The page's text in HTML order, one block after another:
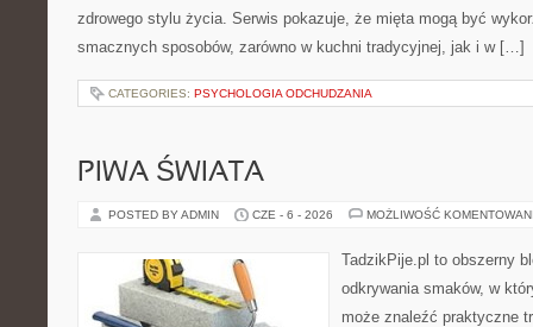
zdrowego stylu życia. Serwis pokazuje, że mięta mogą być
smacznych sposobów, zarówno w kuchni tradycyjnej, jak i w […]
CATEGORIES: PSYCHOLOGIA ODCHUDZANIA
PIWA ŚWIATA
POSTED BY ADMIN CZE - 6 - 2026 MOŻLIWOŚĆ
TadzikPije.pl to obszerny
odkrywania smaków, w
może znaleźć praktyczne